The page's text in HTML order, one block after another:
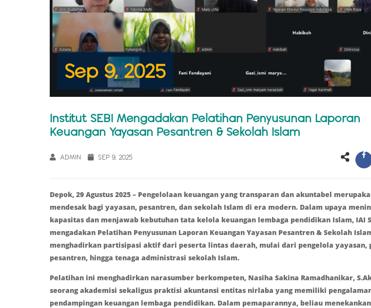
Sep 9, 2025
Institut SEBI Mengadakan Pelatihan Penyusunan Laporan
Keuangan Yayasan Pesantren & Sekolah Islam
ADMIN SEP 9, 2025
Depok, 29 Agustus 2025 – Pengelolaan keuangan yang transparan dan akuntabel
mendesak bagi yayasan, pesantren, dan sekolah Islam di era modern. Dalam upaya
kapasitas dan menjawab kebutuhan tata kelola keuangan lembaga pendidikan Islam, IAI
mengadakan Pelatihan Penyusunan Laporan Keuangan Yayasan Pesantren & Sekolah
menghadirkan partisipasi aktif dari peserta lintas daerah, mulai dari pengelola yayasan,
pesantren, hingga tenaga administrasi sekolah Islam.
Pelatihan ini menghadirkan narasumber berkompeten, Nasiha Sakina Ramadhanikar,
seorang akademisi sekaligus praktisi akuntansi entitas nirlaba yang memiliki
pendampingan keuangan lembaga pendidikan. Dalam pemaparannya, beliau